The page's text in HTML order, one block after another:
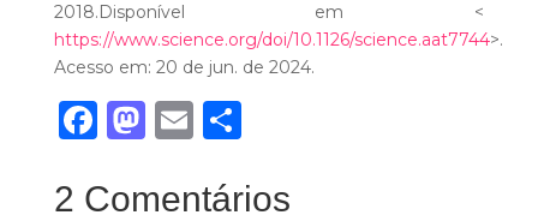
2018.Disponível em <
https://www.science.org/doi/10.1126/science.aat7744>.
Acesso em: 20 de jun. de 2024.
Facebook
Mastodon
EmailShare
2 Comentários